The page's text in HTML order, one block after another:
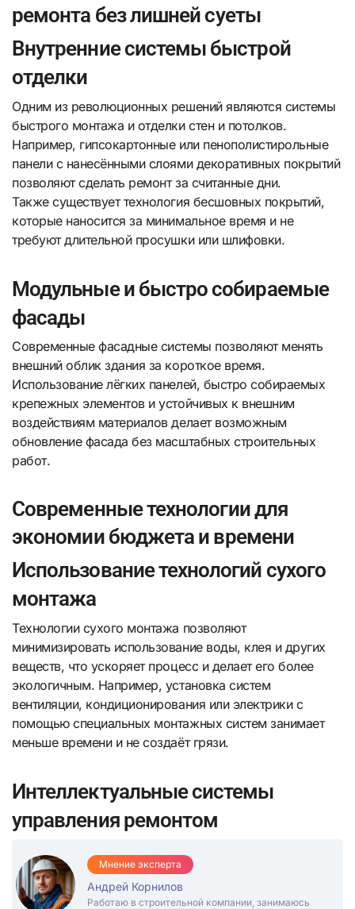
ремонта без лишней суеты
Внутренние системы быстрой
отделки
Одним из революционных решений являются системы
быстрого монтажа и отделки стен и потолков.
Например, гипсокартонные или пенополистирольные
панели с нанесёнными слоями декоративных покрытий
позволяют сделать ремонт за считанные дни.
Также существует технология бесшовных покрытий,
которые наносится за минимальное время и не
требуют длительной просушки или шлифовки.
Модульные и быстро собираемые
фасады
Современные фасадные системы позволяют менять
внешний облик здания за короткое время.
Использование лёгких панелей, быстро собираемых
крепежных элементов и устойчивых к внешним
воздействиям материалов делает возможным
обновление фасада без масштабных строительных
работ.
Современные технологии для
экономии бюджета и времени
Использование технологий сухого
монтажа
Технологии сухого монтажа позволяют
минимизировать использование воды, клея и других
веществ, что ускоряет процесс и делает его более
экологичным. Например, установка систем
вентиляции, кондиционирования или электрики с
помощью специальных монтажных систем занимает
меньше времени и не создаёт грязи.
Интеллектуальные системы
управления ремонтом
Мнение эксперта
Андрей Корнилов
Работаю в строительной компании, занимаюсь